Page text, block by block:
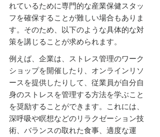
れているために専門的な産業保健スタッ
フを確保することが難しい場合もありま
す。そのため、以下のような具体的な対
策を講じることが求められます。
例えば、企業は、ストレス管理のワーク
ショップを開催したり、オンラインリソ
ースを提供したりして、従業員が自分自
身のストレスを管理する方法を学ぶこと
を奨励することができます。これには、
深呼吸や瞑想などのリラクゼーション技
術、バランスの取れた食事、適度な運